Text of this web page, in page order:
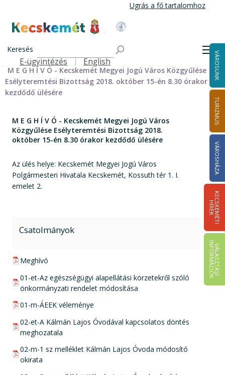
tartalomra
Ugrás a fő tartalomhoz
Kecskemét Város Honlapja
Keresés
Felső navigáció
E-ügyintézés English VÁROSUNK
TURIZMUS
VÁROSHÁZA
K
E
C
S
K
E
M
É
T
I
HÍ
R
E
K
V
Á
L
A
S
Z
T
Á
S
I
IN
F
O
R
M
Á
C
I
Ó
K
Önkormányzat
Bizottságok 2014-2024
Esélyteremtési Bizottság 2014-2024
Esélyteremtési Bizottság meghívói 2014-2019
M E G H Í V Ó - Kecskemét Megyei Jogú Város Közgyűlése
Esélyteremtési Bizottság 2018. október 15-én 8.30 órakor
kezdődő ülésére
M E G H Í V Ó - Kecskemét Megyei Jogú Város
Közgyűlése Esélyteremtési Bizottság 2018.
október 15-én 8.30 órakor kezdődő ülésére
Az ülés helye: Kecskemét Megyei Jogú Város
Polgármesteri Hivatala Kecskemét, Kossuth tér 1. I.
emelet 2.
Csatolmányok
pdf csatolmány:
Meghívó
pdf csatolmány:
01-et-Az egészségügyi alapellátási körzetekről szóló
önkormányzati rendelet módosítása
pdf csatolmány:
01-m-ÁEEK véleménye
pdf csatolmány:
02-et-A Kálmán Lajos Óvodával kapcsolatos döntés
meghozatala
pdf csatolmány:
02-m-1 sz melléklet Kálmán Lajos Óvoda módosító
okirata